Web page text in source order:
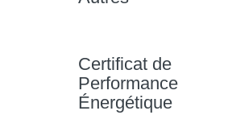
Certificat de
Performance
Énergétique